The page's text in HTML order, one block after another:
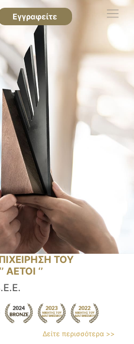
Εγγραφείτε
ΤΟΥ
‘’
Δείτε περισσότερα >>